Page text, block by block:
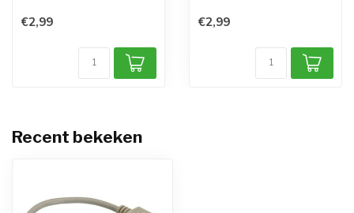
€2,99 €2,99
Recent bekeken